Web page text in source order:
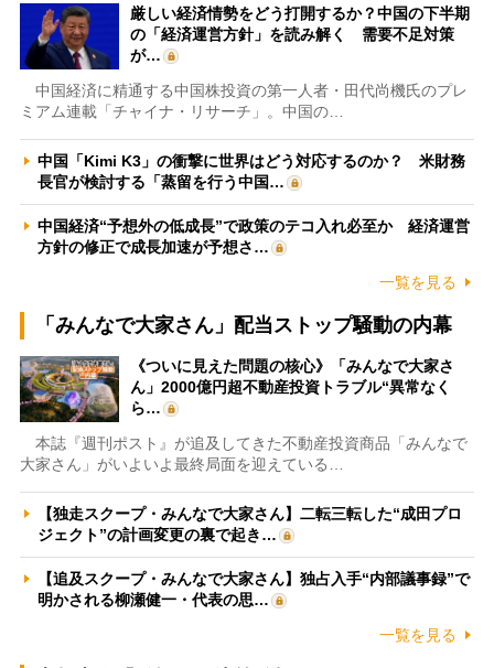
厳しい経済情勢をどう打開するか？中国の下半期
の「経済運営方針」を読み解く 需要不足対策
が…
中国経済に精通する中国株投資の第一人者・田代尚機氏のプレ
ミアム連載「チャイナ・リサーチ」。中国の…
中国「Kimi K3」の衝撃に世界はどう対応するのか？ 米財務
長官が検討する「蒸留を行う中国…
中国経済“予想外の低成長”で政策のテコ入れ必至か 経済運営
方針の修正で成長加速が予想さ…
一覧を見る
「みんなで大家さん」配当ストップ騒動の内幕
《ついに見えた問題の核心》「みんなで大家さ
ん」2000億円超不動産投資トラブル“異常なく
ら…
本誌『週刊ポスト』が追及してきた不動産投資商品「みんなで
大家さん」がいよいよ最終局面を迎えている…
【独走スクープ・みんなで大家さん】二転三転した“成田プロ
ジェクト”の計画変更の裏で起き…
【追及スクープ・みんなで大家さん】独占入手“内部議事録”で
明かされる柳瀬健一・代表の思…
一覧を見る